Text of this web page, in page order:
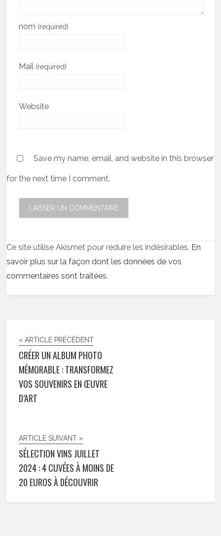
nom (required)
Mail (required)
Website
Save my name, email, and website in this browser
for the next time I comment.
Ce site utilise Akismet pour réduire les indésirables. En
savoir plus sur la façon dont les données de vos
commentaires sont traitées.
« ARTICLE PRÉCÉDENT
CRÉER UN ALBUM PHOTO
MÉMORABLE : TRANSFORMEZ
VOS SOUVENIRS EN ŒUVRE
D’ART
ARTICLE SUIVANT »
SÉLECTION VINS JUILLET
2024 : 4 CUVÉES À MOINS DE
20 EUROS À DÉCOUVRIR